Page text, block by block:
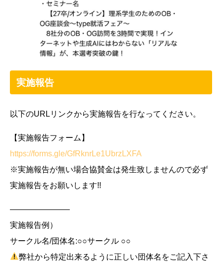
実施報告
以下のURLリンクから実施報告を行なってください。
【実施報告フォーム】
https://forms.gle/GfRknrLe1UbrzLXFA
※実施報告が無い場合協賛金は発生致しませんので必ず
実施報告をお願いします!!
———————–
実施報告例）
サークル名/団体名:○○サークル ○○
弊社から特定出来るように正しい団体名をご記入下さ